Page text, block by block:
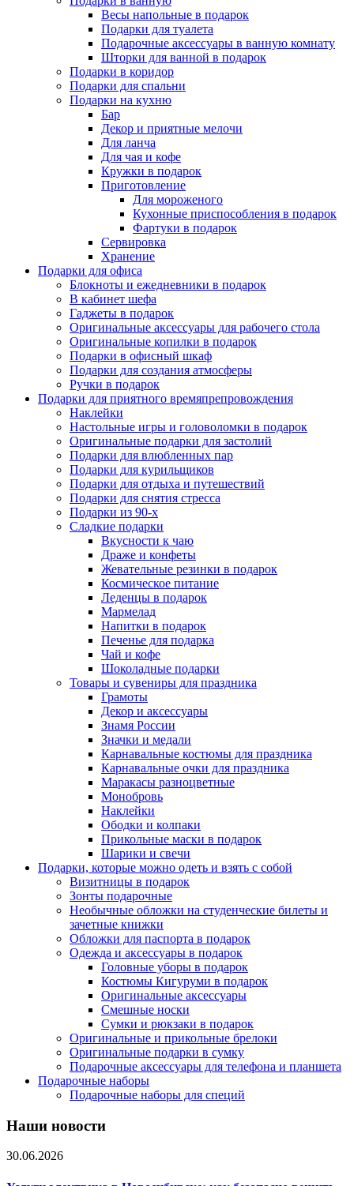
Весы напольные в подарок
Подарки для туалета
Подарочные аксессуары в ванную комнату
Шторки для ванной в подарок
Подарки в коридор
Подарки для спальни
Подарки на кухню
Бар
Декор и приятные мелочи
Для ланча
Для чая и кофе
Кружки в подарок
Приготовление
Для мороженого
Кухонные приспособления в подарок
Фартуки в подарок
Сервировка
Хранение
Подарки для офиса
Блокноты и ежедневники в подарок
В кабинет шефа
Гаджеты в подарок
Оригинальные аксессуары для рабочего стола
Оригинальные копилки в подарок
Подарки в офисный шкаф
Подарки для создания атмосферы
Ручки в подарок
Подарки для приятного времяпрепровождения
Наклейки
Настольные игры и головоломки в подарок
Оригинальные подарки для застолий
Подарки для влюбленных пар
Подарки для курильщиков
Подарки для отдыха и путешествий
Подарки для снятия стресса
Подарки из 90-х
Сладкие подарки
Вкусности к чаю
Драже и конфеты
Жевательные резинки в подарок
Космическое питание
Леденцы в подарок
Мармелад
Напитки в подарок
Печенье для подарка
Чай и кофе
Шоколадные подарки
Товары и сувениры для праздника
Грамоты
Декор и аксессуары
Знамя России
Значки и медали
Карнавальные костюмы для праздника
Карнавальные очки для праздника
Маракасы разноцветные
Монобровь
Наклейки
Ободки и колпаки
Прикольные маски в подарок
Шарики и свечи
Подарки, которые можно одеть и взять с собой
Визитницы в подарок
Зонты подарочные
Необычные обложки на студенческие билеты и
зачетные книжки
Обложки для паспорта в подарок
Одежда и аксессуары в подарок
Головные уборы в подарок
Костюмы Кигуруми в подарок
Оригинальные аксессуары
Смешные носки
Сумки и рюкзаки в подарок
Оригинальные и прикольные брелоки
Оригинальные подарки в сумку
Подарочные аксессуары для телефона и планшета
Подарочные наборы
Подарочные наборы для специй
Наши новости
30.06.2026